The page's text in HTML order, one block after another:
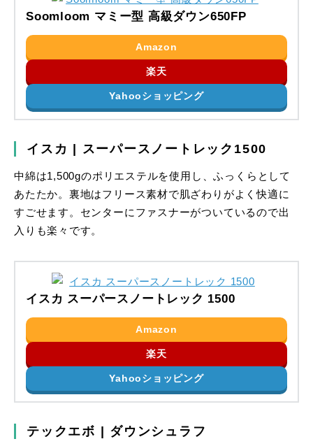
Soomloom マミー型 高級ダウン650FP
Amazon
楽天
Yahooショッピング
イスカ | スーパースノートレック1500
中綿は1,500gのポリエステルを使用し、ふっくらとして
あたたか。裏地はフリース素材で肌ざわりがよく快適に
すごせます。センターにファスナーがついているので出
入りも楽々です。
イスカ スーパースノートレック 1500
Amazon
楽天
Yahooショッピング
テックエボ | ダウンシュラフ